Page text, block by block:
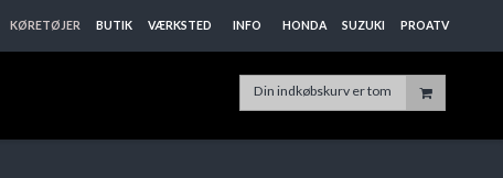
KØRETØJER BUTIK VÆRKSTED INFO HONDA SUZUKI PROATV
Din indkøbskurv er tom